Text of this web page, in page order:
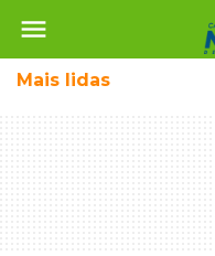
menu
Mais lidas